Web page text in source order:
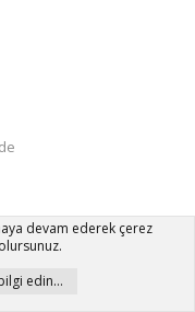
devam ederek çerez
edin…